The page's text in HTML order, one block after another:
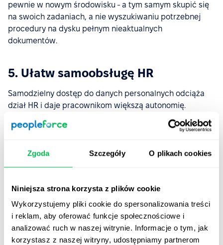
Zgoda Szczegóły O plikach cookies
Niniejsza strona korzysta z plików cookie
Wykorzystujemy pliki cookie do spersonalizowania treści
i reklam, aby oferować funkcje społecznościowe i
analizować ruch w naszej witrynie. Informacje o tym, jak
korzystasz z naszej witryny, udostępniamy partnerom
pewnie w nowym środowisku - a tym samym skupić się
na swoich zadaniach, a nie wyszukiwaniu potrzebnej
procedury na dysku pełnym nieaktualnych
dokumentów.
5. Ułatw samoobsługę HR
Samodzielny dostęp do danych personalnych odciąża
dział HR i daje pracownikom większą autonomię.
Z PeopleForce każdy może:
Przeglądać swoje dokumenty i śledzić postępy w
onboardingu.
Mniej pytań do HR, więcej czasu na zadania strategiczne
— to realna korzyść dla całego zespołu.